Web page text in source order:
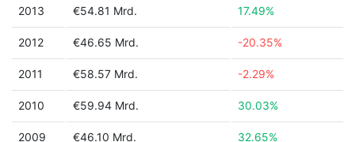
2013 €54.81 Mrd. 17.49%
2012 €46.65 Mrd. -20.35%
2011 €58.57 Mrd. -2.29%
2010 €59.94 Mrd. 30.03%
2009 €46.10 Mrd. 32.65%